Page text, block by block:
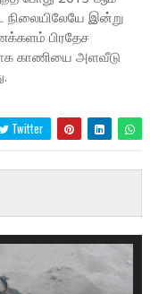
நிலையிலேயே இன்று
பிரதேச
காணியை அளவீடு
Twitter